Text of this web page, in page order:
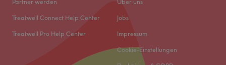
Partner werden
Treatwell Connect Help Center
Treatwell Pro Help Center
Über uns
Jobs
Impressum
Cookie-Einstellungen